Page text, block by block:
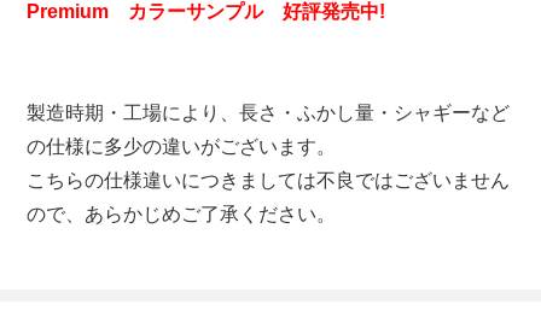
Premium カラーサンプル 好評発売中!
製造時期・工場により、長さ・ふかし量・シャギーなど
の仕様に多少の違いがございます。
こちらの仕様違いにつきましては不良ではございません
ので、あらかじめご了承ください。